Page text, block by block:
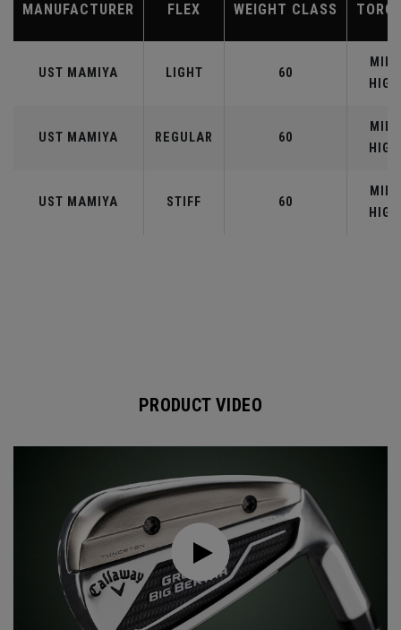
MANUFACTURER FLEX WEIGHT CLASS
UST MAMIYA LIGHT 60
MID-
HIGH
UST MAMIYA REGULAR 60
MID-
HIGH
UST MAMIYA STIFF 60
MID-
HIGH
PRODUCT VIDEO